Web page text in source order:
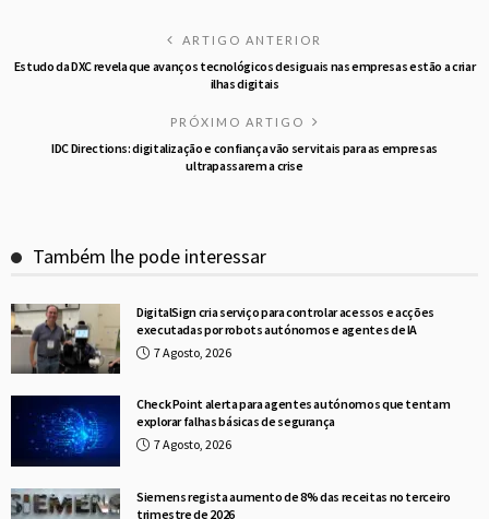
ARTIGO ANTERIOR
Estudo da DXC revela que avanços tecnológicos desiguais nas empresas estão a criar
ilhas digitais
PRÓXIMO ARTIGO
IDC Directions: digitalização e confiança vão ser vitais para as empresas
ultrapassarem a crise
Também lhe pode interessar
DigitalSign cria serviço para controlar acessos e acções
executadas por robots autónomos e agentes de IA
7 Agosto, 2026
Check Point alerta para agentes autónomos que tentam
explorar falhas básicas de segurança
7 Agosto, 2026
Siemens regista aumento de 8% das receitas no terceiro
trimestre de 2026